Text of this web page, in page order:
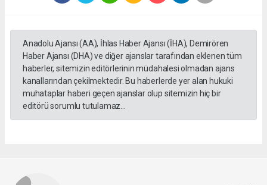
Anadolu Ajansı (AA), İhlas Haber Ajansı (İHA), Demirören
Haber Ajansı (DHA) ve diğer ajanslar tarafından eklenen tüm
haberler, sitemizin editörlerinin müdahalesi olmadan ajans
kanallarından çekilmektedir. Bu haberlerde yer alan hukuki
muhataplar haberi geçen ajanslar olup sitemizin hiç bir
editörü sorumlu tutulamaz...